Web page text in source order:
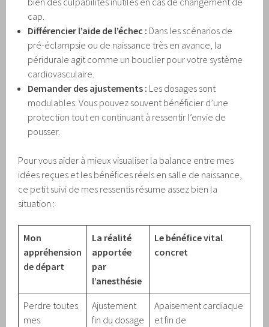
cap.
Différencier l’aide de l’échec : Dans les scénarios de
pré-éclampsie ou de naissance très en avance, la
péridurale agit comme un bouclier pour votre système
cardiovasculaire.
Demander des ajustements : Les dosages sont
modulables. Vous pouvez souvent bénéficier d’une
protection tout en continuant à ressentir l’envie de
pousser.
Pour vous aider à mieux visualiser la balance entre mes
idées reçues et les bénéfices réels en salle de naissance,
ce petit suivi de mes ressentis résume assez bien la
situation :
Mon
appréhension
de départ
La réalité
apportée
par
l’anesthésie
Le bénéfice vital
concret
Perdre toutes
mes
Ajustement
fin du dosage
Apaisement cardiaque
et fin de